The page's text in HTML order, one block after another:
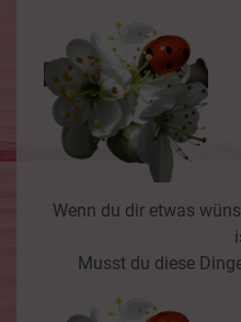
Wenn du dir etwas
Musst du diese